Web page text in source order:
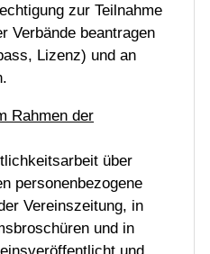
zur Teilnahme
Verbände beantragen
Lizenz) und an
Rahmen der
über
personenbezogene
Vereinszeitung, in
und in
und